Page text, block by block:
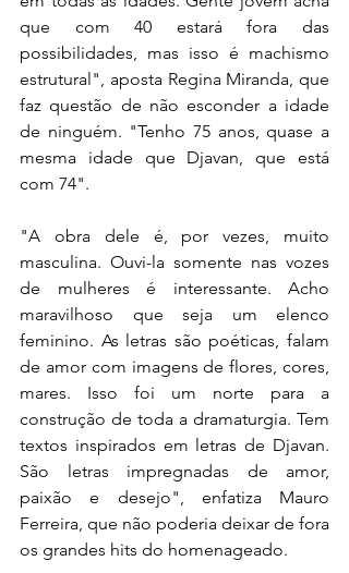
que com 40 estará fora das
possibilidades, mas isso é machismo
estrutural", aposta Regina Miranda, que
faz questão de não esconder a idade
de ninguém. "Tenho 75 anos, quase a
mesma idade que Djavan, que está
com 74".
"A obra dele é, por vezes, muito
masculina. Ouvi-la somente nas vozes
de mulheres é interessante. Acho
maravilhoso que seja um elenco
feminino. As letras são poéticas, falam
de amor com imagens de flores, cores,
mares. Isso foi um norte para a
construção de toda a dramaturgia. Tem
textos inspirados em letras de Djavan.
São letras impregnadas de amor,
paixão e desejo", enfatiza Mauro
Ferreira, que não poderia deixar de fora
os grandes hits do homenageado.